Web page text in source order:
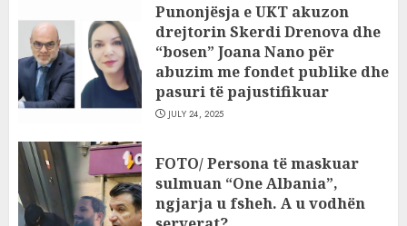
Punonjësja e UKT akuzon
drejtorin Skerdi Drenova dhe
“bosen” Joana Nano për
abuzim me fondet publike dhe
pasuri të pajustifikuar
JULY 24, 2025
FOTO/ Persona të maskuar
sulmuan “One Albania”,
ngjarja u fsheh. A u vodhën